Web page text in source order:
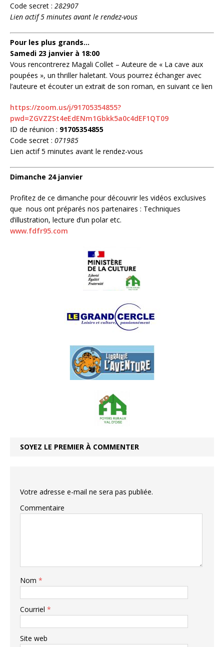
Code secret : 282907
Lien actif 5 minutes avant le rendez-vous
Pour les plus grands…
Samedi 23 janvier à 18:00
Vous rencontrerez Magali Collet – Auteure de « La cave aux
poupées », un thriller haletant. Vous pourrez échanger avec
l’auteure et écouter un extrait de son roman, en suivant ce lien
https://zoom.us/j/91705354855?
pwd=ZGVZZSt4eEdENm1Gbkk5a0c4dEF1QT09
ID de réunion : 91705354855
Code secret : 071985
Lien actif 5 minutes avant le rendez-vous
Dimanche 24 janvier
Profitez de ce dimanche pour découvrir les vidéos exclusives
que nous ont préparés nos partenaires : Techniques
d’illustration, lecture d’un polar etc.
www.fdfr95.com
SOYEZ LE PREMIER À COMMENTER
Votre adresse e-mail ne sera pas publiée.
Commentaire
Nom *
Courriel *
Site web